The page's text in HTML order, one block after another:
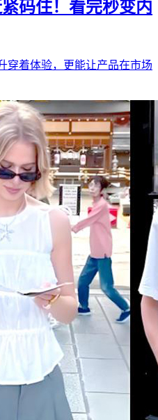
码住！看完秒变内
穿着体验，更能让产品在市场